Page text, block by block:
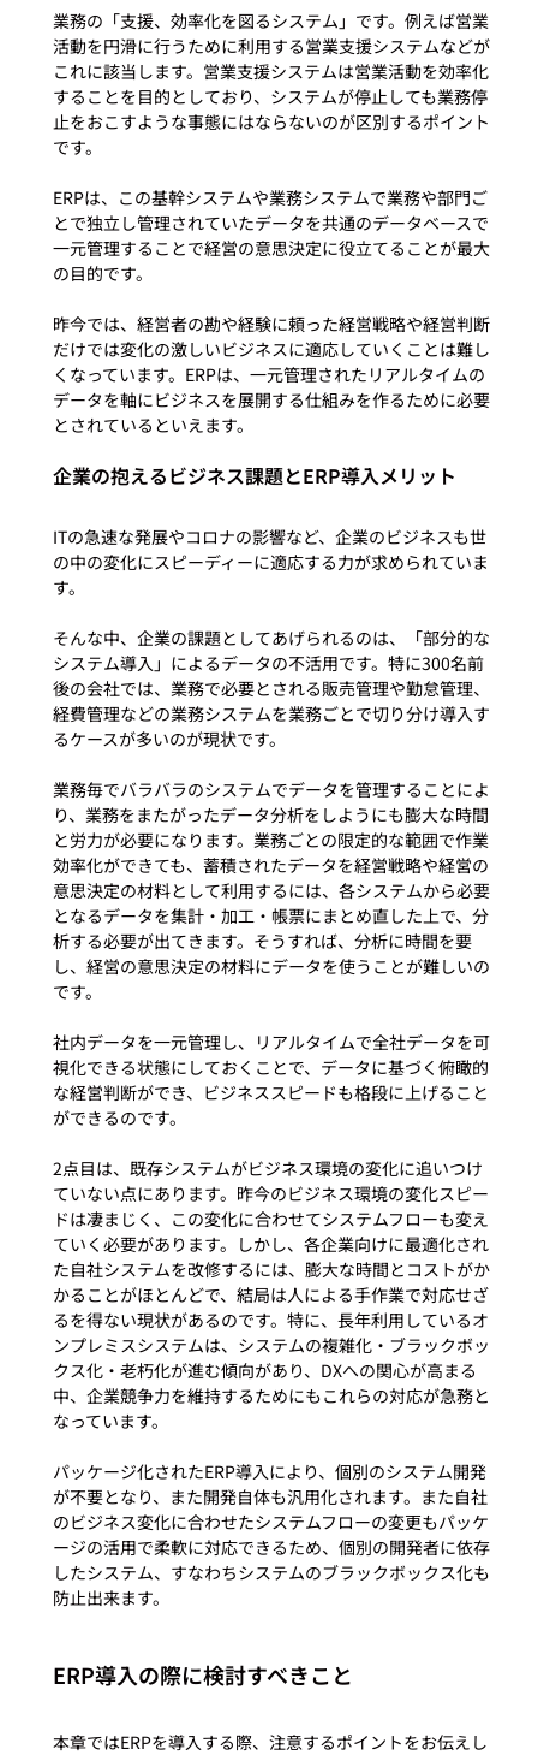
業務の「支援、効率化を図るシステム」です。例えば営業
活動を円滑に行うために利用する営業支援システムなどが
これに該当します。営業支援システムは営業活動を効率化
することを目的としており、システムが停止しても業務停
止をおこすような事態にはならないのが区別するポイント
です。
ERPは、この基幹システムや業務システムで業務や部門ご
とで独立し管理されていたデータを共通のデータベースで
一元管理することで経営の意思決定に役立てることが最大
の目的です。
昨今では、経営者の勘や経験に頼った経営戦略や経営判断
だけでは変化の激しいビジネスに適応していくことは難し
くなっています。ERPは、一元管理されたリアルタイムの
データを軸にビジネスを展開する仕組みを作るために必要
企業の抱えるビジネス課題とERP導入メリット
ITの急速な発展やコロナの影響など、企業のビジネスも世
の中の変化にスピーディーに適応する力が求められていま
す。
そんな中、企業の課題としてあげられるのは、「部分的な
システム導入」によるデータの不活用です。特に300名前
後の会社では、業務で必要とされる販売管理や勤怠管理、
経費管理などの業務システムを業務ごとで切り分け導入す
るケースが多いのが現状です。
業務毎でバラバラのシステムでデータを管理することによ
り、業務をまたがったデータ分析をしようにも膨大な時間
と労力が必要になります。業務ごとの限定的な範囲で作業
効率化ができても、蓄積されたデータを経営戦略や経営の
意思決定の材料として利用するには、各システムから必要
となるデータを集計・加工・帳票にまとめ直した上で、分
析する必要が出てきます。そうすれば、分析に時間を要
し、経営の意思決定の材料にデータを使うことが難しいの
です。
社内データを一元管理し、リアルタイムで全社データを可
視化できる状態にしておくことで、データに基づく俯瞰的
な経営判断ができ、ビジネススピードも格段に上げること
ができるのです。
2点目は、既存システムがビジネス環境の変化に追いつけ
ていない点にあります。昨今のビジネス環境の変化スピー
ドは凄まじく、この変化に合わせてシステムフローも変え
ていく必要があります。しかし、各企業向けに最適化され
た自社システムを改修するには、膨大な時間とコストがか
かることがほとんどで、結局は人による手作業で対応せざ
るを得ない現状があるのです。特に、長年利用しているオ
ンプレミスシステムは、システムの複雑化・ブラックボッ
クス化・老朽化が進む傾向があり、DXへの関心が高まる
中、企業競争力を維持するためにもこれらの対応が急務と
なっています。
パッケージ化されたERP導入により、個別のシステム開発
が不要となり、また開発自体も汎用化されます。また自社
のビジネス変化に合わせたシステムフローの変更もパッケ
ージの活用で柔軟に対応できるため、個別の開発者に依存
したシステム、すなわちシステムのブラックボックス化も
ERP導入の際に検討すべきこと
本章ではERPを導入する際、注意するポイントをお伝えし